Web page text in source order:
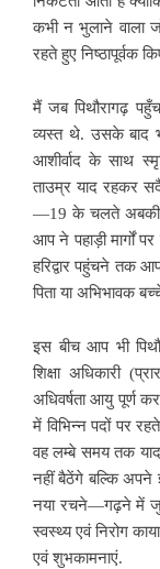
कभी न भुलाने वाला
रहते हुए निष्ठापूर्वक
मैं जब पिथौरागढ़
व्यस्त थे. उसके बाद
आशीर्वाद के साथ
ताउम्र याद रहकर
—19 के चलते अबकी
आप ने पहाड़ी मार्गों
हरिद्वार पहुंचने तक
पिता या अभिभावक
इस बीच आप भी
शिक्षा अधिकारी
अधिवर्षता आयु पूर्ण
में विभिन्न पदों पर
वह लम्बे समय तक
नहीं बैठेंगे बल्कि अपने
नया रचने—गढ़ने में
स्वस्थ्य एवं निरोग
एवं शुभकामनाएं.